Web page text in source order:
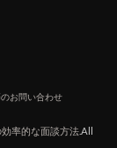
お問い合わせ
率的な面談方法.All